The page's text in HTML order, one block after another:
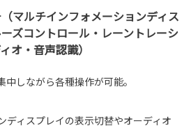
マルチインフォメーションディス
ズコントロール・レーントレーシ
オ・音声認識）
しながら各種操作が可能。
ディスプレイの表示切替やオーディオ